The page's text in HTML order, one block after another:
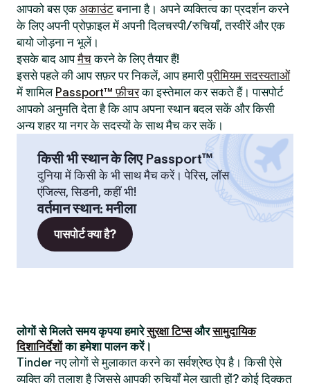
आपको बस एक अकाउंटबनाना है। अपने व्यक्तित्व का प्रदर्शन करने
के लिए अपनी प्रोफ़ाइल में अपनी दिलचस्पी/रुचियाँ, तस्वीरें और एक
बायो जोड़ना न भूलें।
इसके बाद आपमैचकरने के लिए तैयार हैं!
इससे पहले की आप सफ़र पर निकलें, आप हमारीप्रीमियम सदस्यताओं
में शामिल Passport™ फ़ीचरका इस्तेमाल कर सकते हैं। पासपोर्ट
आपको अनुमति देता है कि आप अपना स्थान बदल सकें और किसी
अन्य शहर या नगर के सदस्यों के साथ मैच कर सकें।
किसी भी स्थान के लिए Passport™
दुनिया में किसी के भी साथ मैच करें। पेरिस, लॉस
एंजिल्स, सिडनी, कहीं भी!
वर्तमान स्थान:मनीला
पासपोर्ट क्या है?
लोगों से मिलते समय कृपया हमारेसुरक्षा टिप्सऔरसामुदायिक
दिशानिर्देशोंका हमेशा पालन करें।
Tinder नए लोगों से मुलाकात करने का सर्वश्रेष्ठ ऐप है। किसी ऐसे
व्यक्ति की तलाश है जिससे आपकी रुचियाँ मेल खाती हों? कोई दिक्कत